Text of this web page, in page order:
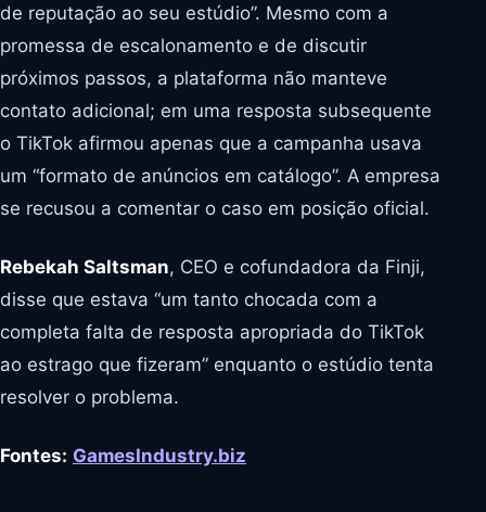
de reputação ao seu estúdio”. Mesmo com a
promessa de escalonamento e de discutir
próximos passos, a plataforma não manteve
contato adicional; em uma resposta subsequente
o TikTok afirmou apenas que a campanha usava
um “formato de anúncios em catálogo”. A empresa
se recusou a comentar o caso em posição oficial.
Rebekah Saltsman, CEO e cofundadora da Finji,
disse que estava “um tanto chocada com a
completa falta de resposta apropriada do TikTok
ao estrago que fizeram” enquanto o estúdio tenta
resolver o problema.
Fontes: GamesIndustry.biz